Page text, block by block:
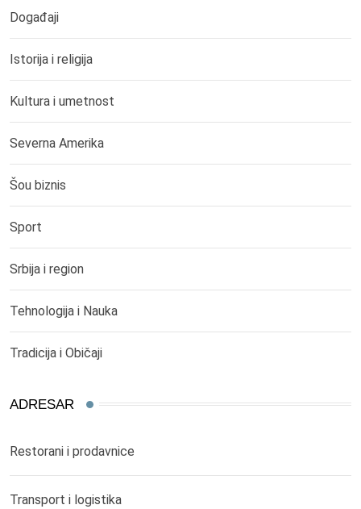
Događaji
Istorija i religija
Kultura i umetnost
Severna Amerika
Šou biznis
Sport
Srbija i region
Tehnologija i Nauka
Tradicija i Običaji
ADRESAR
Restorani i prodavnice
Transport i logistika